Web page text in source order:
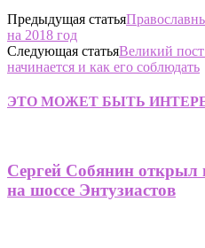
Предыдущая статья
на 2018 год
Следующая статьяВеликий пост
начинается и как его соблюдать
ЭТО МОЖЕТ БЫТЬ
Сергей Собянин открыл
на шоссе Энтузиастов